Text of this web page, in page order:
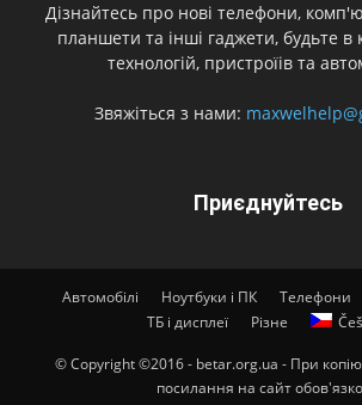
Дізнайтесь про нові телефони,
планшети та інші гаджети, будьте в
технологій, пристроїів та
Звяжіться з нами:
Приєднуйтесь
Автомобілі Ноутбуки і ПК Телефони
ТБ і дисплеї
Різне
© Copyright ©2016 - betar.org.ua - При
посилання на сайт